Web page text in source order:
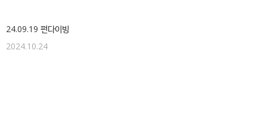
24.09.19 펀다이빙
2024.10.24